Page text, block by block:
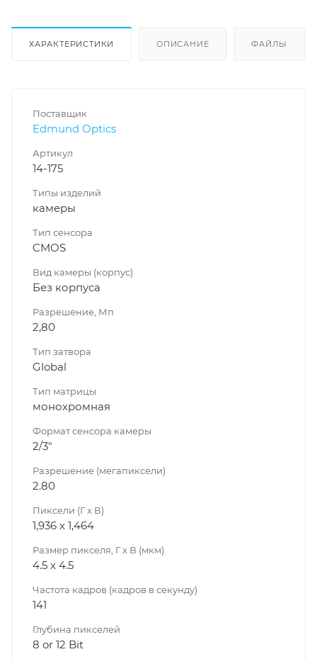
ХАРАКТЕРИСТИКИ ОПИСАНИЕ ФАЙЛЫ
Поставщик
Edmund Optics
Артикул
14-175
Типы изделий
камеры
Тип сенсора
CMOS
Вид камеры (корпус)
Без корпуса
Разрешение, Мп
2,80
Тип затвора
Global
Тип матрицы
монохромная
Формат сенсора камеры
2/3"
Разрешение (мегапиксели)
2.80
Пиксели (Г x В)
1,936 x 1,464
Размер пикселя, Г x В (мкм)
4.5 x 4.5
Частота кадров (кадров в секунду)
141
Глубина пикселей
8 or 12 Bit